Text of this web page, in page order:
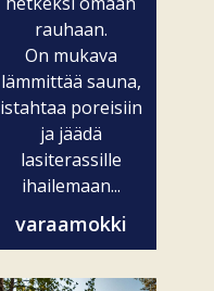
rauhaan.
On mukava
lämmittää sauna,
istahtaa poreisiin
ja jäädä
lasiterassille
ihailemaan...
varaamokki